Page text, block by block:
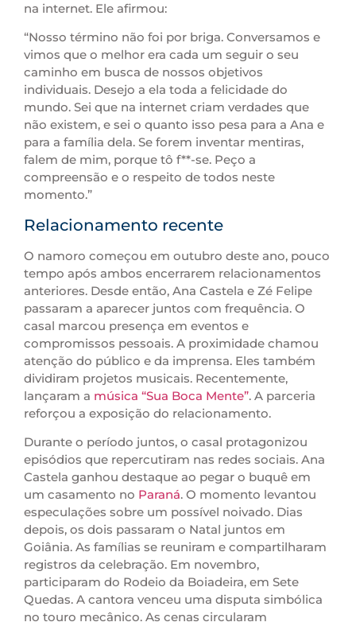
na internet. Ele afirmou:
“Nosso término não foi por briga. Conversamos e
vimos que o melhor era cada um seguir o seu
caminho em busca de nossos objetivos
individuais. Desejo a ela toda a felicidade do
mundo. Sei que na internet criam verdades que
não existem, e sei o quanto isso pesa para a Ana e
para a família dela. Se forem inventar mentiras,
falem de mim, porque tô f**-se. Peço a
compreensão e o respeito de todos neste
momento.”
Relacionamento recente
O namoro começou em outubro deste ano, pouco
tempo após ambos encerrarem relacionamentos
anteriores. Desde então, Ana Castela e Zé Felipe
passaram a aparecer juntos com frequência. O
casal marcou presença em eventos e
compromissos pessoais. A proximidade chamou
atenção do público e da imprensa. Eles também
dividiram projetos musicais. Recentemente,
lançaram a música “Sua Boca Mente”. A parceria
reforçou a exposição do relacionamento.
Durante o período juntos, o casal protagonizou
episódios que repercutiram nas redes sociais. Ana
Castela ganhou destaque ao pegar o buquê em
um casamento no Paraná. O momento levantou
especulações sobre um possível noivado. Dias
depois, os dois passaram o Natal juntos em
Goiânia. As famílias se reuniram e compartilharam
registros da celebração. Em novembro,
participaram do Rodeio da Boiadeira, em Sete
Quedas. A cantora venceu uma disputa simbólica
no touro mecânico. As cenas circularam